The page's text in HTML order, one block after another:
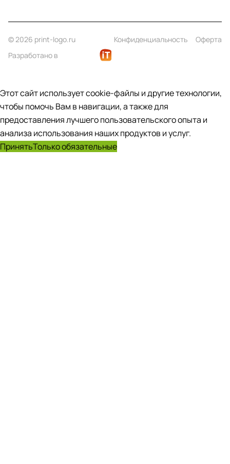
© 2026 print-logo.ru Конфиденциальность
Оферта
Разработано в
Этот сайт использует cookie-файлы и другие технологии,
чтобы помочь Вам в навигации, а также для
предоставления лучшего пользовательского опыта и
анализа использования наших продуктов и услуг.
ПринятьТолько обязательные